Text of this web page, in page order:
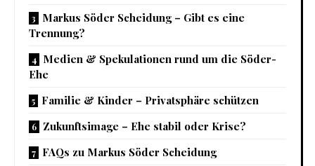
Markus Söder Scheidung – Gibt es eine
Trennung?
Medien & Spekulationen rund um die Söder-
Ehe
Familie & Kinder – Privatsphäre schützen
Zukunftsimage – Ehe stabil oder Krise?
FAQs zu Markus Söder Scheidung